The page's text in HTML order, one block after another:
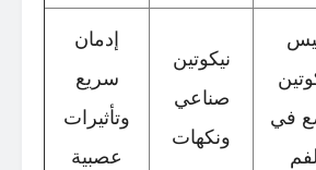
في
الفم
نيكوتين
صناعي
ونكهات
إدمان
سريع
وتأثيرات
عصبية